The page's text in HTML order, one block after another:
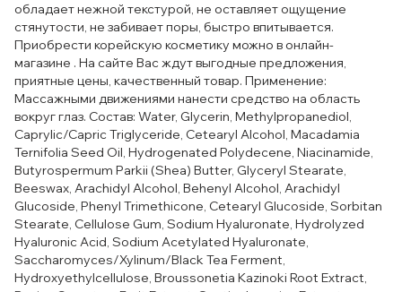
обладает нежной текстурой, не оставляет ощущение
стянутости, не забивает поры, быстро впитывается.
Приобрести корейскую косметику можно в онлайн-
магазине . На сайте Вас ждут выгодные предложения,
приятные цены, качественный товар. Применение:
Массажными движениями нанести средство на область
вокруг глаз. Состав: Water, Glycerin, Methylpropanediol,
Caprylic/Capric Triglyceride, Cetearyl Alcohol, Macadamia
Ternifolia Seed Oil, Hydrogenated Polydecene, Niacinamide,
Butyrospermum Parkii (Shea) Butter, Glyceryl Stearate,
Beeswax, Arachidyl Alcohol, Behenyl Alcohol, Arachidyl
Glucoside, Phenyl Trimethicone, Cetearyl Glucoside, Sorbitan
Stearate, Cellulose Gum, Sodium Hyaluronate, Hydrolyzed
Hyaluronic Acid, Sodium Acetylated Hyaluronate,
Saccharomyces/Xylinum/Black Tea Ferment,
Hydroxyethylcellulose, Broussonetia Kazinoki Root Extract,